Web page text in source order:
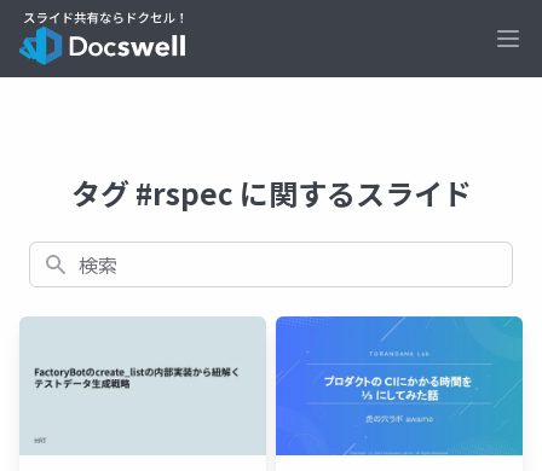
タグ #rspec に関するスライド
検索